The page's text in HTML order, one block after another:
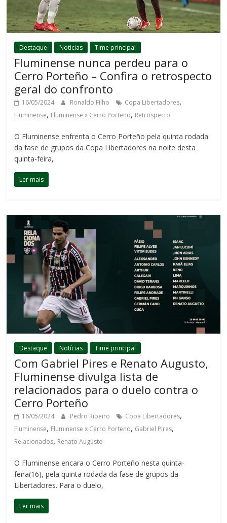
Destaque Notícias Time principal
Fluminense nunca perdeu para o
Cerro Porteño – Confira o retrospecto
geral do confronto
16/05/2024 Ronaldo Filho Copa Libertadores,
Fluminense, Fluminense x Cerro Porteno, Retrospecto
O Fluminense enfrenta o Cerro Porteño pela quinta rodada
da fase de grupos da Copa Libertadores na noite desta
quinta-feira,
Ler mais
Destaque Notícias Time principal
Com Gabriel Pires e Renato Augusto,
Fluminense divulga lista de
relacionados para o duelo contra o
Cerro Porteño
16/05/2024 Pedro Ribeiro Copa Libertadores,
Fluminense, Fluminense x Cerro Porteno, Gabriel Pires,
Relacionados, Renato Augusto
O Fluminense encara o Cerro Porteño nesta quinta-
feira(16), pela quinta rodada da fase de grupos da
Libertadores. Para o duelo,
Ler mais